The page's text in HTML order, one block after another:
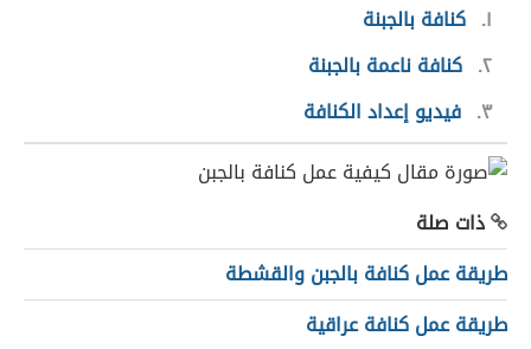
١ كنافة بالجبنة
٢ كنافة ناعمة بالجبنة
٣ فيديو إعداد الكنافة
ذات صلة
طريقة عمل كنافة بالجبن والقشطة
طريقة عمل كنافة عراقية